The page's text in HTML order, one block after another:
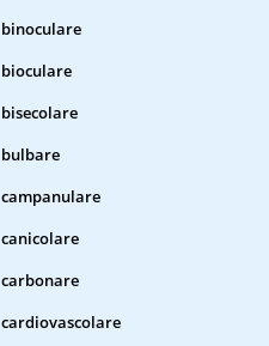
binoculare
bioculare
bisecolare
bulbare
campanulare
canicolare
carbonare
cardiovascolare